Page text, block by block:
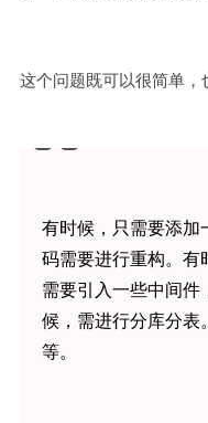
这个问题既可以很简单，
有时候，只需要添加
码需要进行重构。有
需要引入一些中间
候，需进行分库分表
等。